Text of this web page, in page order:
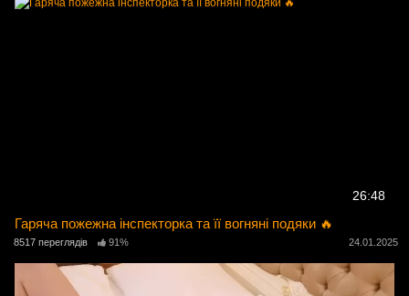
26:48
Гаряча пожежна інспекторка та її вогняні подяки 🔥
8517 переглядів 91% 24.01.2025